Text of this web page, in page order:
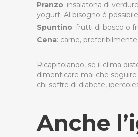
Pranzo: insalatona di
yogurt. Al bisogno è
Spuntino: frutti di bosco o
Cena: carne,
Ricapitolando, se il clima
dimenticare mai che seguire
chi soffre di diabete,
Anche